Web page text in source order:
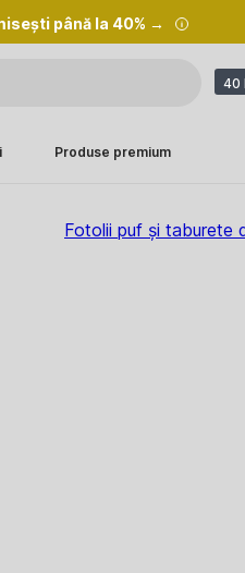
până la 40% →
40
Produse premium
Fotolii puf și taburete